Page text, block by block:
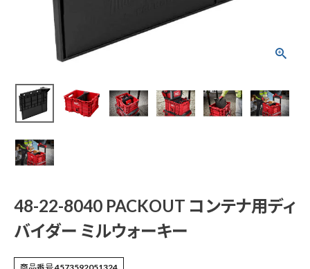
48-22-8040 PACKO
UT コンテナ用ディバ
イダー ミルウォーキ
3,355(税込)
電動工具
先端工具
作業工具・大工道具
48-22-8040 PACKOUT コンテナ用ディ
バイダー ミルウォーキー